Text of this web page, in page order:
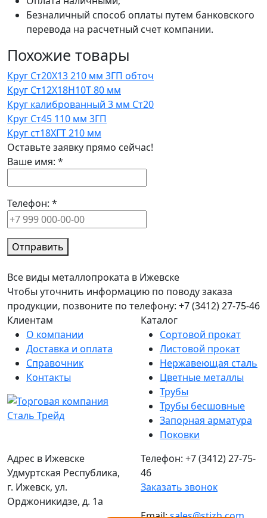
Безналичный способ оплаты путем банковского
перевода на расчетный счет компании.
Похожие товары
Круг Ст20Х13 210 мм 3ГП обточ
Круг Ст12Х18Н10Т 80 мм
Круг калиброванный 3 мм Ст20
Круг Ст45 110 мм 3ГП
Круг ст18ХГТ 210 мм
Оставьте заявку прямо сейчас!
Ваше имя: *
Телефон: *
Отправить
Все виды металлопроката в Ижевске
Чтобы уточнить информацию по поводу заказа
продукции, позвоните по телефону: +7 (3412) 27-75-46
Клиентам
О компании
Доставка и оплата
Справочник
Контакты
Каталог
Сортовой прокат
Листовой прокат
Нержавеющая сталь
Цветные металлы
Трубы
Трубы бесшовные
Запорная арматура
Поковки
Адрес в Ижевске
Удмуртская Республика,
г. Ижевск, ул.
Орджоникидзе, д. 1а
Телефон: +7 (3412) 27-75-
46
Заказать звонок